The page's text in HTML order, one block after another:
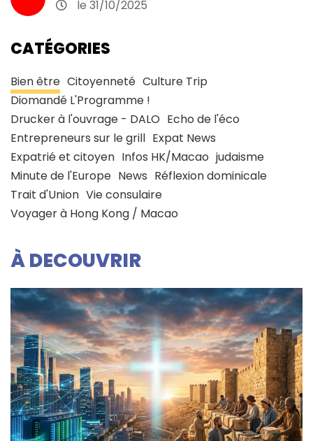
le 31/10/2025
CATÉGORIES
Bien être Citoyenneté Culture Trip
Diomandé L'Programme !
Drucker à l'ouvrage - DALO Echo de l'éco
Entrepreneurs sur le grill Expat News
Expatrié et citoyen Infos HK/Macao judaisme
Minute de l'Europe News Réflexion dominicale
Trait d'Union Vie consulaire
Voyager à Hong Kong / Macao
À DECOUVRIR